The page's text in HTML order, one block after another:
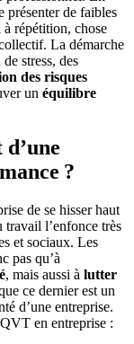
présenter de faibles
répétition, chose
La démarche
stress, des
des risques
un équilibre
?
de se hisser haut
travail l’enfonce très
et sociaux. Les
pas qu’à
, mais aussi à lutter
ce dernier est un
d’une entreprise.
en entreprise :